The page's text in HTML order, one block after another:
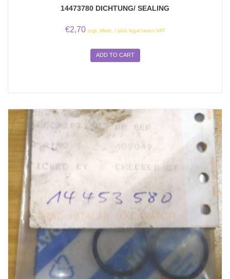
14473780 DICHTUNG/ SEALING
€2,70 zzgl. Mwst. / plus legal taxes VAT
ADD TO CART